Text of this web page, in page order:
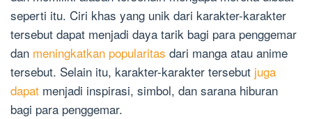
seperti itu. Ciri khas yang unik dari karakter-karakter
tersebut dapat menjadi daya tarik bagi para penggemar
dan meningkatkan popularitas dari manga atau anime
tersebut. Selain itu, karakter-karakter tersebut juga
dapat menjadi inspirasi, simbol, dan sarana hiburan
bagi para penggemar.